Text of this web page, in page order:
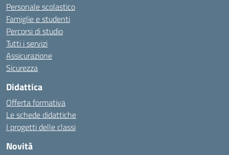
Personale scolastico
Famiglie e studenti
Percorsi di studio
Tutti i servizi
Assicurazione
Sicurezza
Didattica
Offerta formativa
Le schede didattiche
I progetti delle classi
Novità